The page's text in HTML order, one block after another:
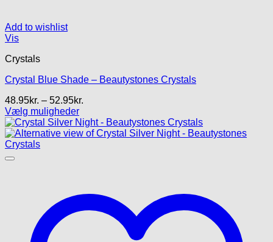
Add to wishlist
Vis
Crystals
Crystal Blue Shade – Beautystones Crystals
48.95kr. – 52.95kr.
til
52.95kr.
Vælg muligheder
Dette
vare
har
flere
varesiden